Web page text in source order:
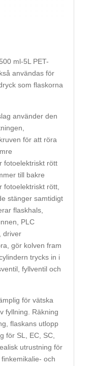
ml-5L PET-
användas för
som flaskorna
använder den
för att röra
fotoelektriskt rött
till bakre
fotoelektriskt rött,
stänger samtidigt
flaskhals,
PLC
driver
gör kolven fram
trycks in i
fyllventil och
för vätska
fyllning. Räkning
flaskans utlopp
för SL, EC, SC,
utrustning för
och